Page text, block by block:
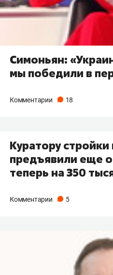
Симоньян:
мы победили в
Комментарии 18
Куратору стройки
предъявили еще
теперь на 350
Комментарии 5